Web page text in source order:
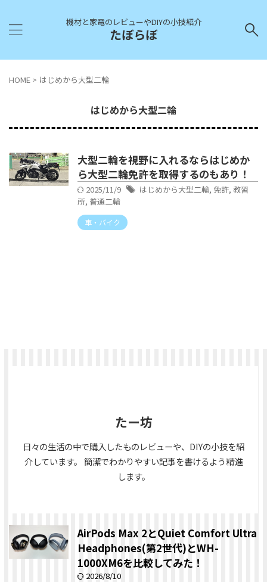
機材と家電のレビューやDIYの小技紹介
たぼらぼ
HOME > はじめから大型二輪
はじめから大型二輪
大型二輪を視野に入れるならはじめか
ら大型二輪免許を取得するのもあり！
2025/11/9 はじめから大型二輪, 免許, 教習
所, 普通二輪
車・バイク
たー坊
日々の生活の中で購入したものレビューや、DIYの小技を紹
介しています。 簡潔でわかりやすい記事を書けるよう精進
します。
AirPods Max 2とQuiet Comfort Ultra
Headphones(第2世代)とWH-
1000XM6を比較してみた！
2026/8/10